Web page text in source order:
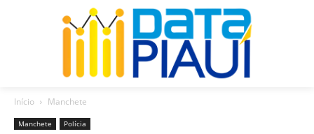
Início Manchete
Manchete Polícia